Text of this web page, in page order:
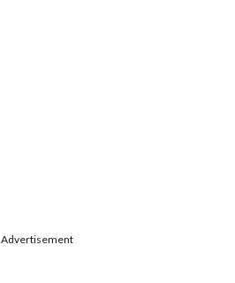
Advertisement